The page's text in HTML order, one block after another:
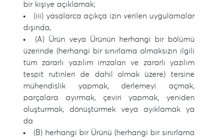
bir kişiye açıklamak;
(iii) yasalarca açıkça izin verilen uygulamalar
dışında,
(A) Ürün veya Ürünün herhangi bir bölümü
üzerinde (herhangi bir sınırlama olmaksızın ilgili
tüm zararlı yazılım imzaları ve zararlı yazılım
tespit rutinleri de dahil olmak üzere) tersine
mühendislik yapmak, derlemeyi açmak,
parçalara ayırmak, çeviri yapmak, yeniden
oluşturmak, dönüştürmek veya ayıklamak ya
da
(B) herhangi bir Ürünü (herhangi bir sınırlama